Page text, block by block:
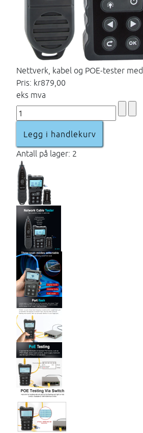
Nettverk, kabel og POE-tester
Pris: kr879,00
eks mva
Antall på lager: 2